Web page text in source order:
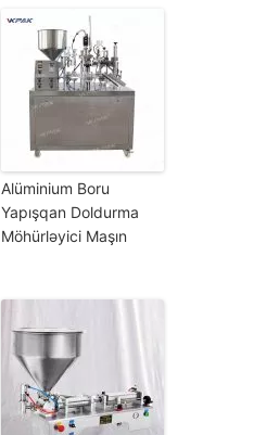
Alüminium Boru
Yapışqan Doldurma
Möhürləyici Maşın